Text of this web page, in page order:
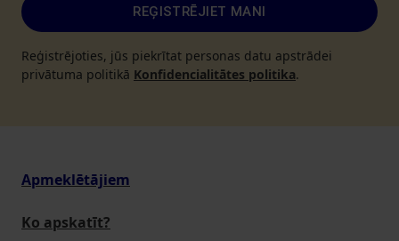
REĢISTRĒJIET MANI
Reģistrējoties, jūs piekrītat personas datu apstrādei
privātuma politikā Konfidencialitātes politika.
Apmeklētājiem
Ko apskatīt?